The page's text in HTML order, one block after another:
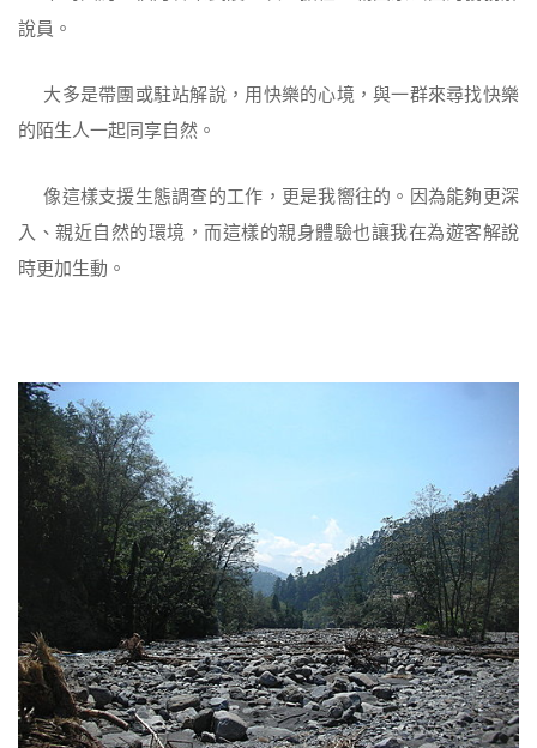
說員。
大多是帶團或駐站解說，用快樂的心境，與一群來尋找快樂
的陌生人一起同享自然。
像這樣支援生態調查的工作，更是我嚮往的。因為能夠更深
入、親近自然的環境，而這樣的親身體驗也讓我在為遊客解說
時更加生動。